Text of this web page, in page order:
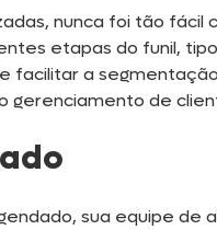
nunca foi tão
etapas do funil,
facilitar a
gerenciamento de
sua equipe de